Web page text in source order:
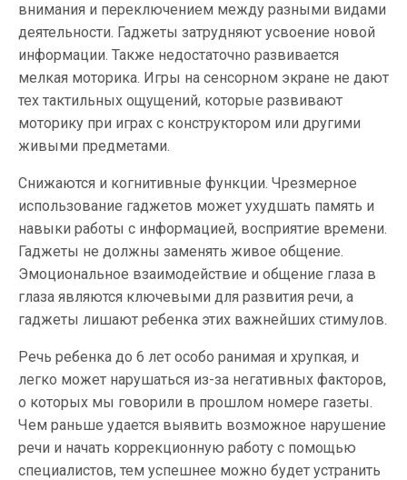
внимания и переключением между разными видами
деятельности. Гаджеты затрудняют усвоение новой
информации. Также недостаточно развивается
мелкая моторика. Игры на сенсорном экране не дают
тех тактильных ощущений, которые развивают
моторику при играх с конструктором или другими
живыми предметами.
Снижаются и когнитивные функции. Чрезмерное
использование гаджетов может ухудшать память и
навыки работы с информацией, восприятие времени.
Гаджеты не должны заменять живое общение.
Эмоциональное взаимодействие и общение глаза в
глаза являются ключевыми для развития речи, а
гаджеты лишают ребенка этих важнейших стимулов.
Речь ребенка до 6 лет особо ранимая и хрупкая, и
легко может нарушаться из-за негативных факторов,
о которых мы говорили в прошлом номере газеты.
Чем раньше удается выявить возможное нарушение
речи и начать коррекционную работу с помощью
специалистов, тем успешнее можно будет устранить